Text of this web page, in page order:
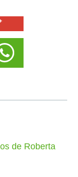
de Roberta